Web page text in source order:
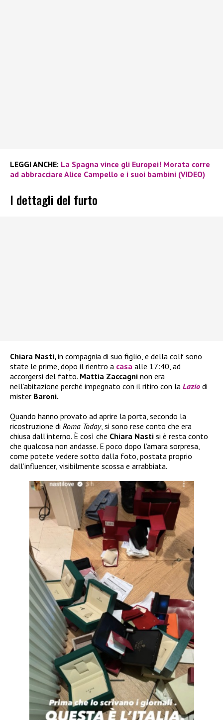
LEGGI ANCHE: La Spagna vince gli Europei! Morata corre
ad abbracciare Alice Campello e i suoi bambini (VIDEO)
I dettagli del furto
Chiara Nasti, in compagnia di suo figlio, e della colf sono
state le prime, dopo il rientro a casa alle 17:40, ad
accorgersi del fatto. Mattia Zaccagni non era
nell’abitazione perché impegnato con il ritiro con la Lazio di
mister Baroni.
Quando hanno provato ad aprire la porta, secondo la
ricostruzione di Roma Today, si sono rese conto che era
chiusa dall’interno. È così che Chiara Nasti si è resta conto
che qualcosa non andasse. E poco dopo l’amara sorpresa,
come potete vedere sotto dalla foto, postata proprio
dall’influencer, visibilmente scossa e arrabbiata.